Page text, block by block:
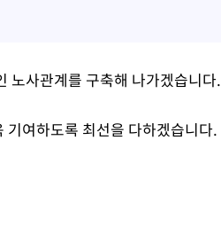
노사관계를 구축해 나가겠습니다.
여하도록 최선을 다하겠습니다.